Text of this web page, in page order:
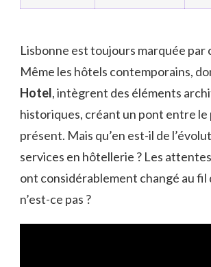
Lisbonne est toujours marquée par
Même les hôtels contemporains,
Hotel, intègrent des éléments
historiques, créant un pont entre le
présent. Mais qu’en est-il de
services en hôtellerie ? Les
ont considérablement changé au fil
n’est-ce pas ?